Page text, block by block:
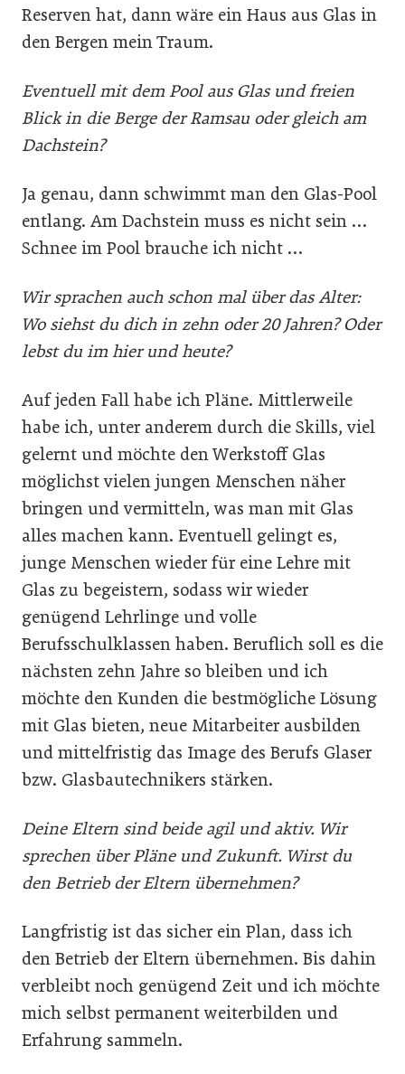
Reserven hat, dann wäre ein Haus aus Glas in
den Bergen mein Traum.
Eventuell mit dem Pool aus Glas und freien
Blick in die Berge der Ramsau oder gleich am
Dachstein?
Ja genau, dann schwimmt man den Glas-Pool
entlang. Am Dachstein muss es nicht sein …
Schnee im Pool brauche ich nicht …
Wir sprachen auch schon mal über das Alter:
Wo siehst du dich in zehn oder 20 Jahren? Oder
lebst du im hier und heute?
Auf jeden Fall habe ich Pläne. Mittlerweile
habe ich, unter anderem durch die Skills, viel
gelernt und möchte den Werkstoff Glas
möglichst vielen jungen Menschen näher
bringen und vermitteln, was man mit Glas
alles machen kann. Eventuell gelingt es,
junge Menschen wieder für eine Lehre mit
Glas zu begeistern, sodass wir wieder
genügend Lehrlinge und volle
Berufsschulklassen haben. Beruflich soll es die
nächsten zehn Jahre so bleiben und ich
möchte den Kunden die bestmögliche Lösung
mit Glas bieten, neue Mitarbeiter ausbilden
und mittelfristig das Image des Berufs Glaser
bzw. Glasbautechnikers stärken.
Deine Eltern sind beide agil und aktiv. Wir
sprechen über Pläne und Zukunft. Wirst du
den Betrieb der Eltern übernehmen?
Langfristig ist das sicher ein Plan, dass ich
den Betrieb der Eltern übernehmen. Bis dahin
verbleibt noch genügend Zeit und ich möchte
mich selbst permanent weiterbilden und
Erfahrung sammeln.